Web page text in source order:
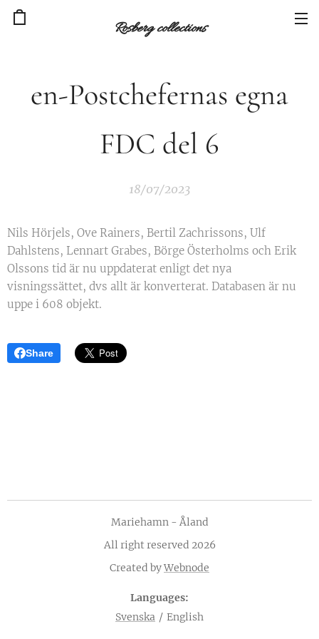
Rosberg collections
en-Postchefernas egna
FDC del 6
18/07/2023
Nils Hörjels, Ove Rainers, Bertil Zachrissons, Ulf
Dahlstens, Lennart Grabes, Börge Österholms och Erik
Olssons tid är nu uppdaterat enligt det nya
visningssättet, dvs allt är konverterat. Databasen är nu
uppe i 608 objekt.
Share
Mariehamn - Åland
All right reserved 2026
Created byWebnode
Languages
Svenska
English